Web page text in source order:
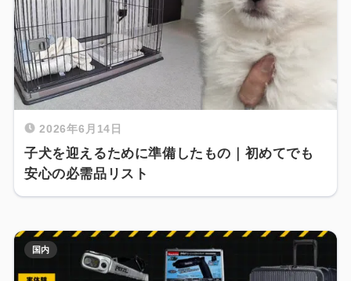
2026年6月14日
子犬を迎えるために準備したもの｜初めてでも
安心の必需品リスト
国内